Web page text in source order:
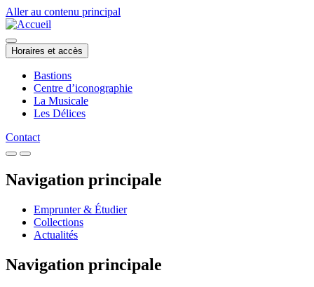
Aller au contenu principal
Horaires et accès
Bastions
Centre d’iconographie
La Musicale
Les Délices
Contact
Navigation principale
Emprunter & Étudier
Collections
Actualités
Navigation principale